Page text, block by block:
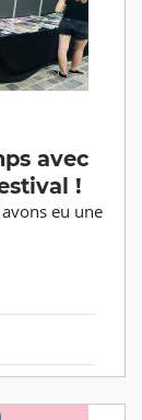
avec
!
eu une